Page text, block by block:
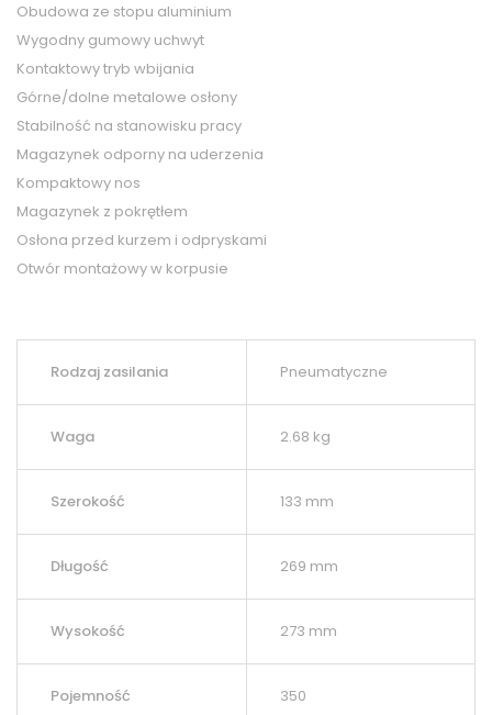
Obudowa ze stopu aluminium
Wygodny gumowy uchwyt
Kontaktowy tryb wbijania
Górne/dolne metalowe osłony
Stabilność na stanowisku pracy
Magazynek odporny na uderzenia
Kompaktowy nos
Magazynek z pokrętłem
Osłona przed kurzem i odpryskami
Otwór montażowy w korpusie
Rodzaj zasilania Pneumatyczne
Waga 2.68 kg
Szerokość 133 mm
Długość 269 mm
Wysokość 273 mm
Pojemność
350